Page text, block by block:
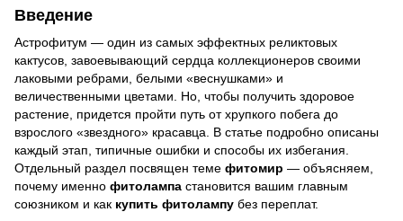
Введение
Астрофитум — один из самых эффектных реликтовых
кактусов, завоевывающий сердца коллекционеров своими
лаковыми ребрами, белыми «веснушками» и
величественными цветами. Но, чтобы получить здоровое
растение, придется пройти путь от хрупкого побега до
взрослого «звездного» красавца. В статье подробно описаны
каждый этап, типичные ошибки и способы их избегания.
Отдельный раздел посвящен теме фитомир — объясняем,
почему именно фитолампа становится вашим главным
союзником и как купить фитолампу без переплат.